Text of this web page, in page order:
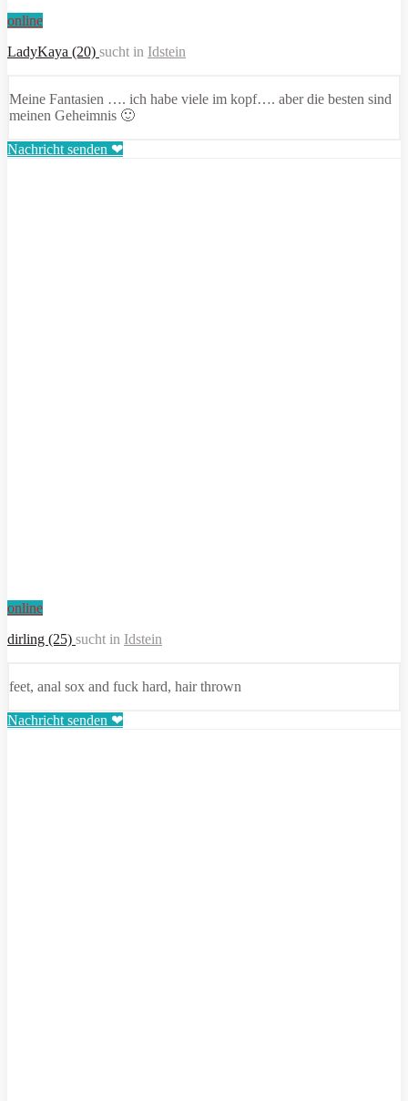
online
LadyKaya (20) sucht in Idstein
Meine Fantasien …. ich habe viele im kopf…. aber die besten sind
meinen Geheimnis 🙂
Nachricht senden ❤
online
dirling (25) sucht in Idstein
feet, anal sox and fuck hard, hair thrown
Nachricht senden ❤